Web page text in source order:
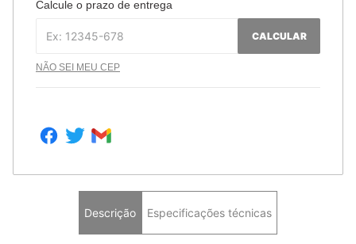
Calcule o prazo de entrega
CALCULAR
NÃO SEI MEU CEP
Descrição Especificações técnicas